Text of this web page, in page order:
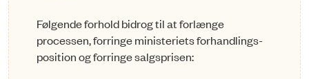
Følgende forhold bidrog til at forlænge
processen, forringe ministeriets forhandlings­
position og forringe salgsprisen: